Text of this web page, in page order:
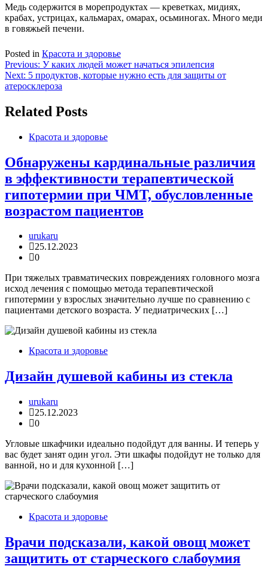
Медь содержится в морепродуктах — креветках, мидиях,
крабах, устрицах, кальмарах, омарах, осьминогах. Много меди
в говяжьей печени.
Posted in Красота и здоровье
Навигация
по
Previous: У каких людей может начаться эпилепсия
Next: 5 продуктов, которые нужно есть для защиты от
атеросклероза
Related Posts
Красота и здоровье
Обнаружены кардинальные различия
в эффективности терапевтической
гипотермии при ЧМТ, обусловленные
возрастом пациентов
urukaru
25.12.2023
0
При тяжелых травматических повреждениях головного мозга
исход лечения с помощью метода терапевтической
гипотермии у взрослых значительно лучше по сравнению с
пациентами детского возраста. У педиатрических […]
Красота и здоровье
Дизайн душевой кабины из стекла
urukaru
25.12.2023
0
Угловые шкафчики идеально подойдут для ванны. И теперь у
вас будет занят один угол. Эти шкафы подойдут не только для
ванной, но и для кухонной […]
Красота и здоровье
Врачи подсказали, какой овощ может
защитить от старческого слабоумия